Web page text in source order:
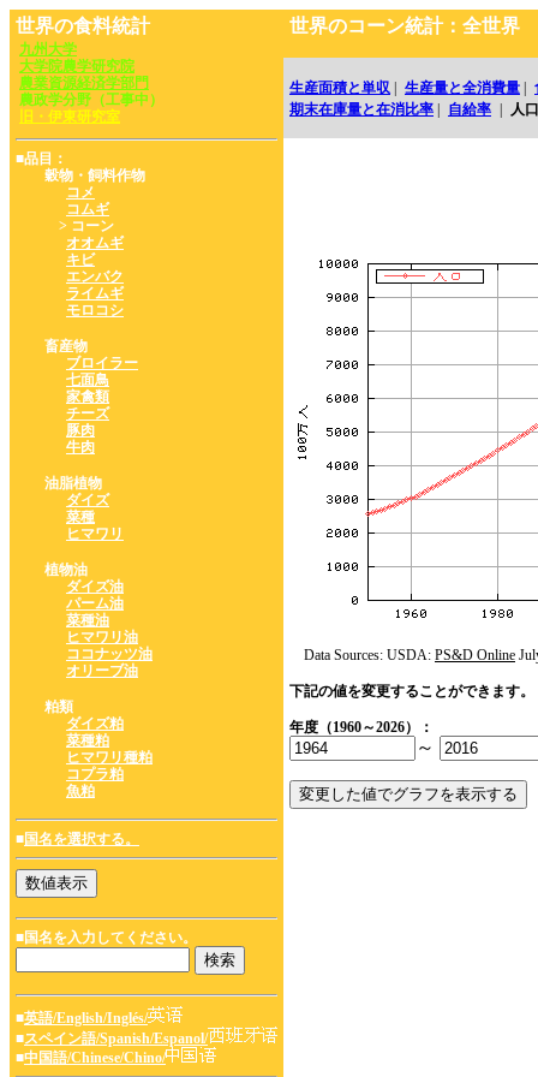
世界の食料統計
九州大学
大学院農学研究院
農業資源経済学部門
農政学分野（工事中）
旧・伊東研究室
■品目：
穀物・飼料作物
コメ
コムギ
> コーン
オオムギ
キビ
エンバク
ライムギ
モロコシ
畜産物
ブロイラー
七面鳥
家禽類
チーズ
豚肉
牛肉
油脂植物
ダイズ
菜種
ヒマワリ
植物油
ダイズ油
パーム油
菜種油
ヒマワリ油
ココナッツ油
オリーブ油
粕類
ダイズ粕
菜種粕
ヒマワリ種粕
コプラ粕
魚粕
■国名を選択する。
■国名を入力してください。
■英語/English/Inglés/
■スペイン語/Spanish/Espanol/
■中国語/Chinese/Chino/
世界のコーン統計：全世界
生産面積と単収 生産量と全消費量
期末在庫量と在消比率
自給率 人口
Data Sources: USDA: PS&D Online
下記の値を変更することができます。
年度（1960～2026）：
～